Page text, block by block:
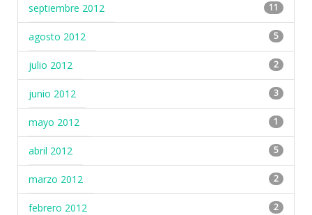
septiembre 2012 11
agosto 2012 5
julio 2012 2
junio 2012 3
mayo 2012 1
abril 2012 5
marzo 2012 2
febrero 2012 2